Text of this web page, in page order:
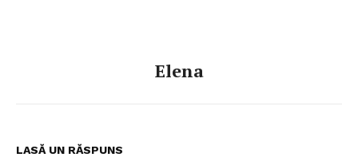
Elena
LASĂ UN RĂSPUNS